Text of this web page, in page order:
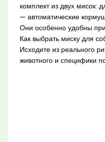
комплект из двух мисок:
— автоматические
Они особенно удобны
Как выбрать миску для
Исходите из реального
животного и специфики